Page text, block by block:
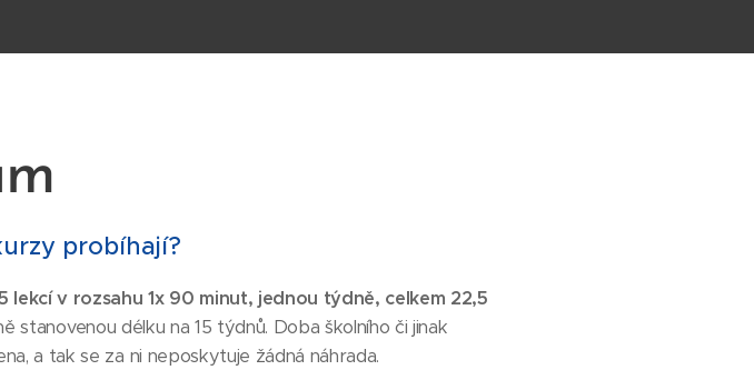
probíhají?
lekcí v rozsahu 1x 90 minut, jednou týdně, celkem 22,5
stanovenou délku na 15 týdnů. Doba školního či jinak
a tak se za ni neposkytuje žádná náhrada.